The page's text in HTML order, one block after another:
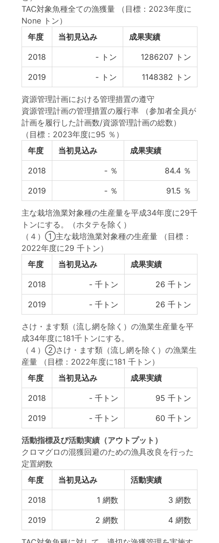
TAC対象魚種全ての漁獲量
（目標：2023年度に
None トン）
年度
当初見込み 成果実績
2018 - トン 1286207 トン
2019 - トン 1148382 トン
資源管理計画における管理措置の遵守
資源管理計画の管理措置の履行率 （参加者全員が
計画を履行した計画数/資源管理計画の総数）
（目標：2023年度に95 ％）
年度
当初見込み 成果実績
2018 - ％ 84.4 ％
2019 - ％ 91.5 ％
主な栽培漁業対象種の生産量を平成34年度に29千
トンにする。（ホタテを除く）
（４）①主な栽培漁業対象種の生産量
（目標：
2022年度に29 千トン）
年度
当初見込み 成果実績
2018 - 千トン 26 千トン
2019 - 千トン 26 千トン
さけ・ます類（流し網を除く）の漁業生産量を平
成34年度に181千トンにする。
（４）②さけ・ます類（流し網を除く）の漁業生
産量
（目標：2022年度に181 千トン）
年度
当初見込み 成果実績
2018 - 千トン 95 千トン
2019 - 千トン 60 千トン
活動指標及び活動実績 （アウトプット）
クロマグロの混獲回避のための漁具改良を行った
定置網数
年度
当初見込み 活動実績
2018 1 網数 3 網数
2019 2 網数 4 網数